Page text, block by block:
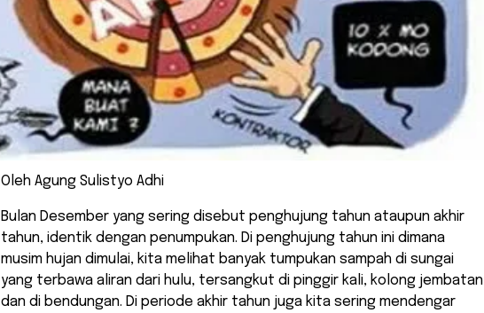
Oleh Agung Sulistyo Adhi
Bulan Desember yang sering disebut penghujung tahun ataupun akhir
tahun, identik dengan penumpukan. Di penghujung tahun ini dimana
musim hujan dimulai, kita melihat banyak tumpukan sampah di sungai
yang terbawa aliran dari hulu, tersangkut di pinggir kali, kolong jembatan
dan di bendungan. Di periode akhir tahun juga kita sering mendengar